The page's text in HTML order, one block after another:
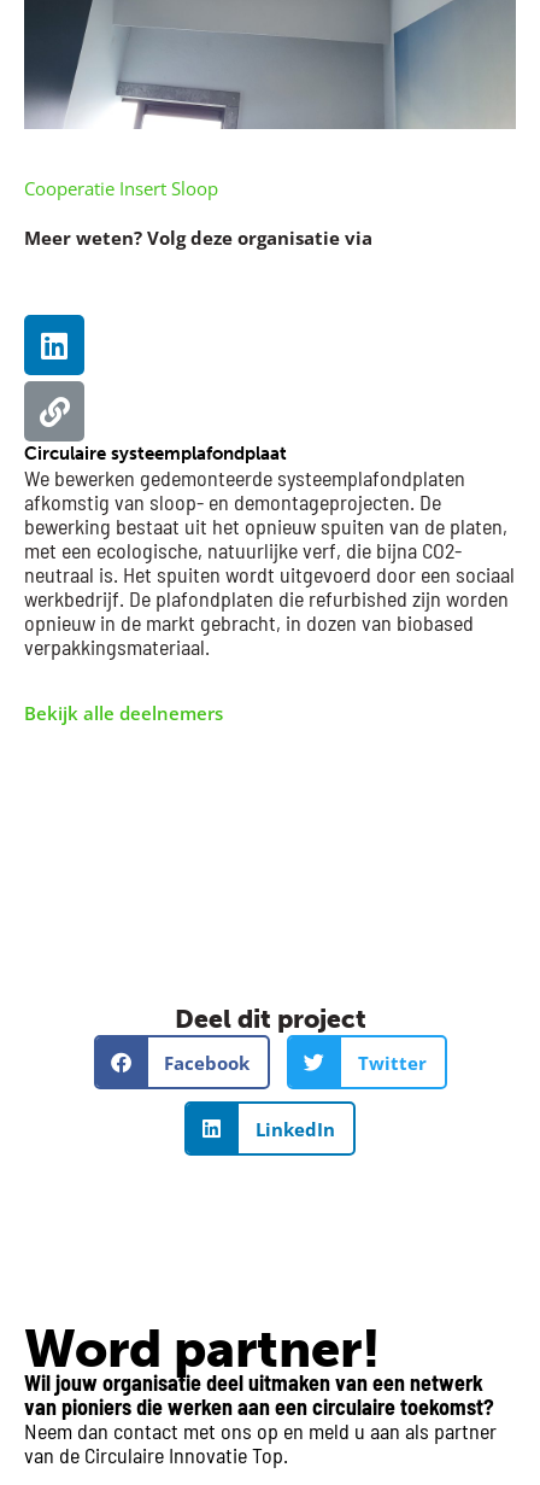
Cooperatie Insert Sloop
Meer weten? Volg deze organisatie via
Linkedin
Website
Circulaire systeemplafondplaat
We bewerken gedemonteerde systeemplafondplaten
afkomstig van sloop- en demontageprojecten. De
bewerking bestaat uit het opnieuw spuiten van de platen,
met een ecologische, natuurlijke verf, die bijna CO2-
neutraal is. Het spuiten wordt uitgevoerd door een sociaal
werkbedrijf. De plafondplaten die refurbished zijn worden
opnieuw in de markt gebracht, in dozen van biobased
verpakkingsmateriaal.
Bekijk alle deelnemers
Deel dit project
Facebook Twitter
LinkedIn
Word partner!
Wil jouw organisatie deel uitmaken van een netwerk
van pioniers die werken aan een circulaire toekomst?
Neem dan contact met ons op en meld u aan als partner
van de Circulaire Innovatie Top.